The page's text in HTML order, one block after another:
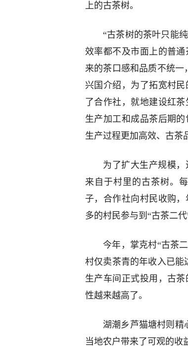
上的古茶树。
“古茶树的茶叶只能
效率都不及市面上的普
来的茶口感和品质不统一
兴国介绍，为了拓宽村
了合作社，就地建设红
生产加工和成品茶后期
生产过程更加高效、古茶
为了扩大生产规模
来自于村里的古茶树。
子，合作社向村民收购
多的村民参与到“古茶二代
今年，掌克村“古茶
村仅卖茶青的年收入已能
生产车间正式投用，古
性越来越高了。
湖潮乡芦猫塘村则精
当地农户带来了可观的收